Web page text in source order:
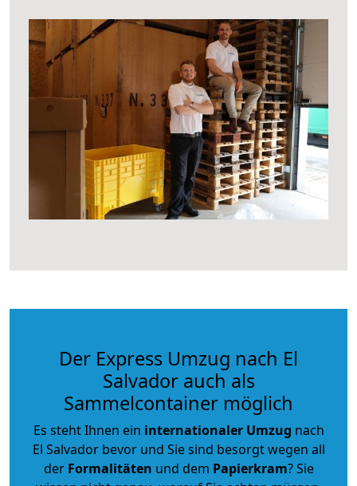
Der Express Umzug nach El
Salvador auch als
Sammelcontainer möglich
Es steht Ihnen ein internationaler Umzug nach
El Salvador bevor und Sie sind besorgt wegen all
der Formalitäten und dem Papierkram? Sie